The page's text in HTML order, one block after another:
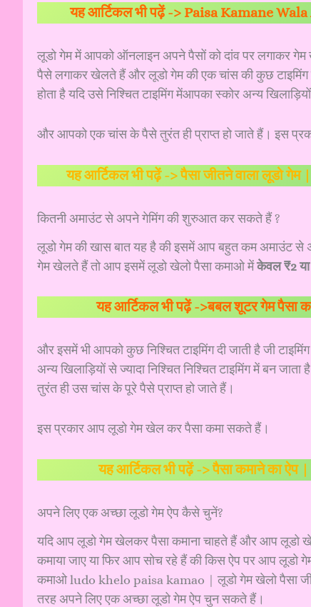
यह आर्टिकल भी पढ़ें -> Paisa Kamane Wala
लूडो गेम में आपको ऑनलाइन अपने पैसों को दांव पर लगाकर
पैसे लगाकर खेलते हैं और लूडो गेम की एक चांस की कुछ टाइमिंग
होता है यदि उसे निश्चित टाइमिंग मेंआपका स्कोर अन्य
और आपको एक चांस के पैसे तुरंत ही प्राप्त हो जाते हैं। इस
यह आर्टिकल भी पढ़ें ->पैसा जीतने वाला लूडो
कितनी अमाउंट से अपने गेमिंग की शुरुआत कर सकते हैं ?
लूडो गेम की खास बात यह है की इसमें आप बहुत कम अमाउंट
गेम खेलते हैं तो आप इसमें लूडो खेलो पैसा कमाओ मेंकेवल ₹2
यह आर्टिकल भी पढ़ें ->बबल शूटर गेम पैसा
और इसमें भी आपको कुछ निश्चित टाइमिंग दी जाती है जी
अन्य खिलाड़ियों से ज्यादा निश्चित निश्चित टाइमिंग में बन
तुरंत ही उस चांस के पूरे पैसे प्राप्त हो जाते हैं।
इस प्रकार आप लूडो गेम खेल कर पैसा कमा सकते हैं।
यह आर्टिकल भी पढ़ें ->पैसा कमाने का ऐप
अपने लिए एक अच्छा लूडो गेम ऐप कैसे चुनें?
यदि आप लूडो गेम खेलकर पैसा कमाना चाहते हैं और आप लूडो
कमाया जाए या फिर आप सोच रहे हैं की किस ऐप पर आप
कमाओ ludo khelo paisa kamao | लूडो गेम खेलो पैसा
तरह अपने लिए एक अच्छा लूडो गेम ऐप चुन सकते हैं।